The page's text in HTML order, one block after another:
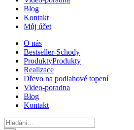
Blog
Kontakt
Můj účet
O nás
Bestseller-Schody
ProduktyProdukty
Realizace
Dřevo na podlahové topení
Video-poradna
Blog
Kontakt
Hledat: